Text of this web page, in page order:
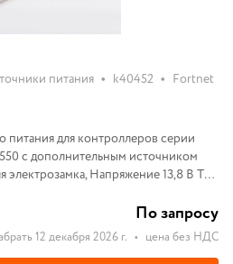
питания • k40452 • Fortnet
питания для контроллеров серии
с дополнительным источником
электрозамка, Напряжение 13,8 В Ток
По запросу
12 декабря 2026 г. • цена без НДС